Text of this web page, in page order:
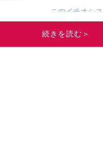
このイチオシ
続きを読む＞